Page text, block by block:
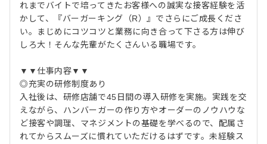
れまでバイトで培ってきたお客様への誠実な接客経験を活
かして、『バーガーキング（R）』でさらにご成長くださ
い。まじめにコツコツと業務に向き合って下さる方は伸び
しろ大！そんな先輩がたくさんいる職場です。
▼▼仕事内容▼▼
◎充実の研修制度あり
入社後は、研修店舗で45日間の導入研修を実施。実践を交
えながら、ハンバーガーの作り方やオーダーのノウハウな
ど接客や調理、マネジメントの基礎を学べるので、配属さ
れてからスムーズに慣れていただけるはずです。未経験ス